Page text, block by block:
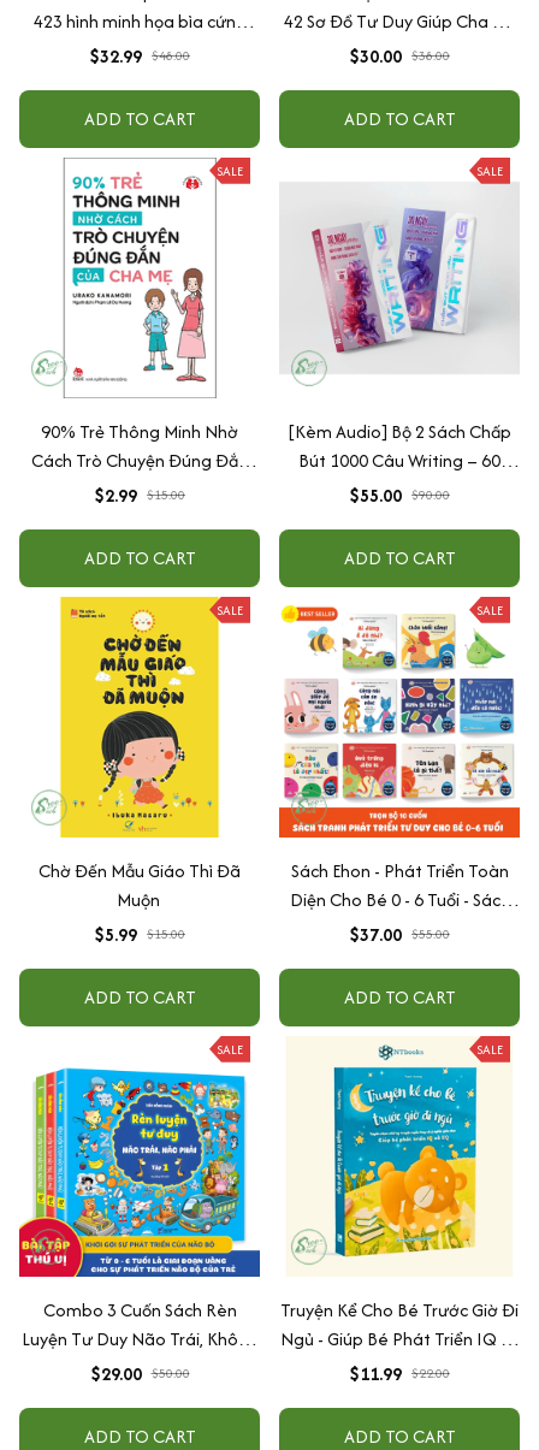
423 hình minh họa bìa cứng
cao cấp + tặng kèm vòng tay
$32.99 $48.00
ADD TO CART
42 Sơ Đồ Tư Duy Giúp Cha Mẹ
Thấu Hiểu Tâm Lý Và Hành Vi
$30.00 $38.00
ADD TO CART
SALE
90% Trẻ Thông Minh Nhờ
Cách Trò Chuyện Đúng Đắn
Của Cha Mẹ
$2.99 $15.00
ADD TO CART
SALE
[Kèm Audio] Bộ 2 Sách Chấp
Bút 1000 Câu Writing – 60
Ngày Gieo Trồng Tư Duy
$55.00 $90.00
ADD TO CART
SALE
Chờ Đến Mẫu Giáo Thì Đã
Muộn
$5.99 $15.00
ADD TO CART
SALE
Sách Ehon - Phát Triển Toàn
Diện Cho Bé 0 - 6 Tuổi - Sách
Song Ngữ Việt - Anh
$37.00 $55.00
ADD TO CART
SALE
Combo 3 Cuốn Sách Rèn
Luyện Tư Duy Não Trái, Không
Não Phải - Đánh Thức Tiềm
$29.00 $50.00
ADD TO CART
SALE
Truyện Kể Cho Bé Trước Giờ Đi
Ngủ - Giúp Bé Phát Triển IQ Và
EQ
$11.99 $22.00
ADD TO CART